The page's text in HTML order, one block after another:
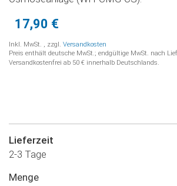
17,90 €
Inkl. MwSt. , zzgl. Versandkosten
Preis enthält deutsche MwSt.; endgültige MwSt. nach
Versandkostenfrei ab 50 € innerhalb Deutschlands.
Lieferzeit
2-3 Tage
Menge